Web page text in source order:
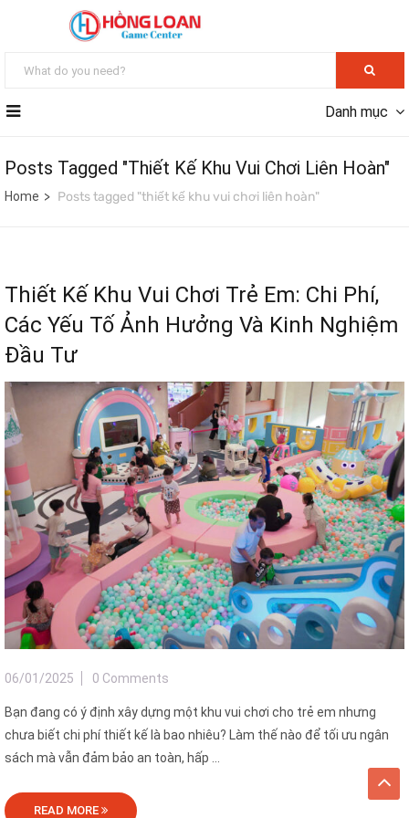
Danh mục
Posts Tagged "thiết Kế Khu Vui Chơi Liên Hoàn"
Home Posts tagged "thiết kế khu vui chơi liên hoàn"
Thiết Kế Khu Vui Chơi Trẻ Em: Chi Phí,
Các Yếu Tố Ảnh Hưởng Và Kinh Nghiệm
Đầu Tư
06/01/2025 0 Comments
Bạn đang có ý định xây dựng một khu vui chơi cho trẻ em nhưng
chưa biết chi phí thiết kế là bao nhiêu? Làm thế nào để tối ưu ngân
sách mà vẫn đảm bảo an toàn, hấp ...
READ MORE